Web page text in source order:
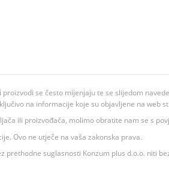
se često mijenjaju te se slijedom
na informacije koje su objavljene na web
ili proizvođača, molimo obratite nam se s
Ovo ne utječe na vaša zakonska prava.
suglasnosti Konzum plus d.o.o. niti